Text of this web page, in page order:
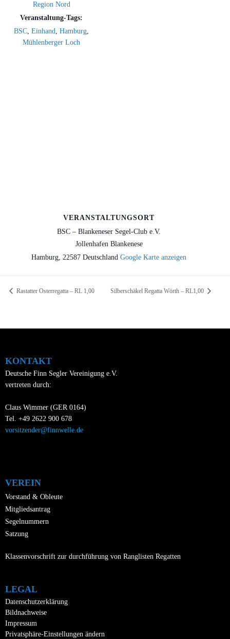
Region Nord
Veranstaltung-Tags:
BSC, Einhand, Hamburg,
Mühlenberger Loch
VERANSTALTUNGSORT
BSC – Blankeneser Segel-Club e.V.
Jollenhafen Blankenese
Hamburg, 22587 Deutschland Google Karte anzeigen
Rastatter Osterregatta – RL 1,00 Silberschäkel Regatta Wörth – RL1,00
KONTAKT
Deutsche Finn Segler Vereinigung e.V.
vertreten durch:
Claus Wimmer (GER 0164)
Tel. +49 2622 900 678
vorsitzender@finnwelle.de
VEREIN
Vorstand & Obleute
Mitgliedsantrag
Segelnummern
Satzung
Klassenvorschrift zur durchführung von Ranglisten Regatten
LEGAL
Datenschutzerklärung
Bildnachweise
Impressum
Privatsphäre-Einstellungen ändern